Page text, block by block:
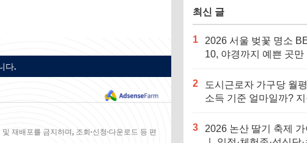
다.
재배포를 금지하며, 조회·신청·다운로드 등 편
최신 글
1
2026 서울 벚꽃 명소
10, 야경까지 예쁜 곳만
2
도시근로자 가구당 월
소득 기준 얼마일까?
(50%~140%)
3
2026 논산 딸기 축제